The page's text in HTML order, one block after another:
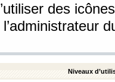
des
Niveaux